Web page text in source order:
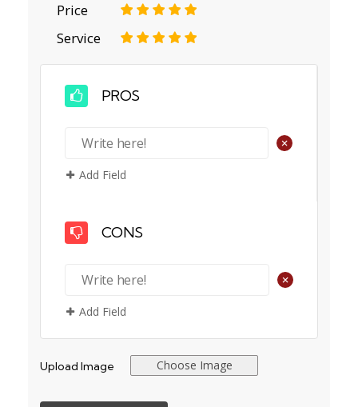
Price 5
4
3
2
Service 5
4
3
2
PROS
+
Add Field
CONS
+
Add Field
Upload Image Choose Image